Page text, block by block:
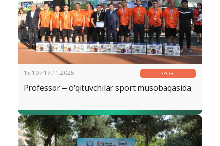
15:10 / 17.11.2025 SPORT
Professor ‒ o‘qituvchilar sport musobaqasida